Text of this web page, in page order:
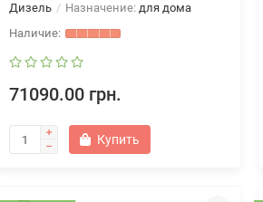
Дизель
Назначение: для дома
71090.00 грн.
Купить